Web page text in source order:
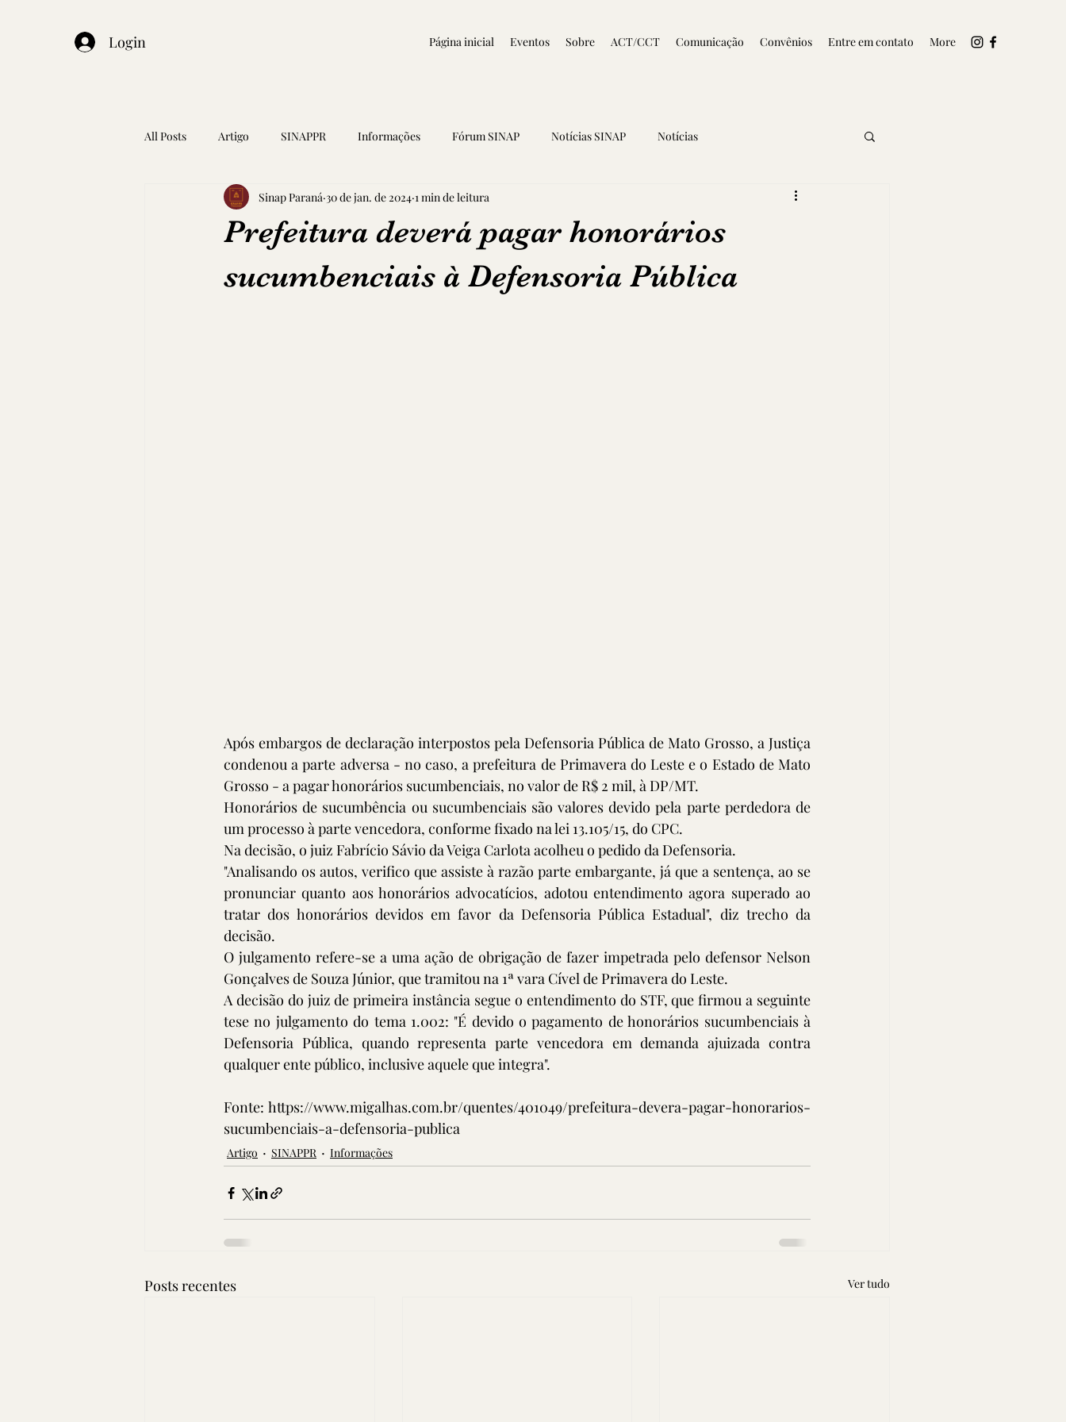
Login Página inicial Eventos Sobre ACT/CCT Comunicação Convênios Entre em contato More
All Posts Artigo SINAPPR Informações Fórum SINAP Notícias SINAP Notícias
Prefeitura deverá pagar honorários
sucumbenciais à Defensoria Pública
Sinap Paraná 30 de jan. de 2024 1 min de leitura
Após embargos de declaração interpostos pela Defensoria Pública de Mato Grosso, a Justiça
condenou a parte adversa - no caso, a prefeitura de Primavera do Leste e o Estado de Mato
Grosso - a pagar honorários sucumbenciais, no valor de R$ 2 mil, à DP/MT.
Honorários de sucumbência ou sucumbenciais são valores devido pela parte perdedora de
um processo à parte vencedora, conforme fixado na lei 13.105/15, do CPC.
Na decisão, o juiz Fabrício Sávio da Veiga Carlota acolheu o pedido da Defensoria.
"Analisando os autos, verifico que assiste à razão parte embargante, já que a sentença, ao se
pronunciar quanto aos honorários advocatícios, adotou entendimento agora superado ao
tratar dos honorários devidos em favor da Defensoria Pública Estadual", diz trecho da
decisão.
O julgamento refere-se a uma ação de obrigação de fazer impetrada pelo defensor Nelson
Gonçalves de Souza Júnior, que tramitou na 1ª vara Cível de Primavera do Leste.
A decisão do juiz de primeira instância segue o entendimento do STF, que firmou a seguinte
tese no julgamento do tema 1.002: "É devido o pagamento de honorários sucumbenciais à
Defensoria Pública, quando representa parte vencedora em demanda ajuizada contra
qualquer ente público, inclusive aquele que integra".
Fonte: https://www.migalhas.com.br/quentes/401049/prefeitura-devera-pagar-honorarios-
sucumbenciais-a-defensoria-publica
Artigo SINAPPR Informações
Posts recentes Ver tudo